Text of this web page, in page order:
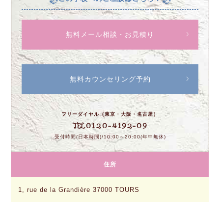
無料メール相談・お見積り
無料カウンセリング予約
フリーダイヤル（東京・大阪・名古屋）
TEL0120-4192-09
受付時間(日本時間)/10:00～20:00(年中無休)
住所
1, rue de la Grandière 37000 TOURS